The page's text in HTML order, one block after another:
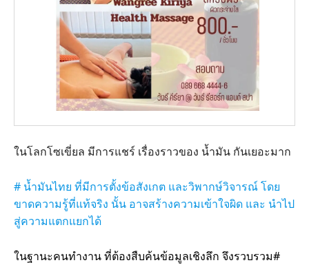
ในโลกโซเขี่ยล มีการแชร์ เรื่องราวของ น้ำมัน กันเยอะมาก
# น้ำมันไทย ที่มีการตั้งข้อสังเกต และวิพากษ์วิจารณ์ โดย
ขาดความรู้ที่แท้จริง นั้น อาจสร้างความเข้าใจผิด และ นำไป
สู่ความแตกแยกได้
ในฐานะคนทำงาน ที่ต้องสืบค้นข้อมูลเชิงลึก จึงรวบรวม#